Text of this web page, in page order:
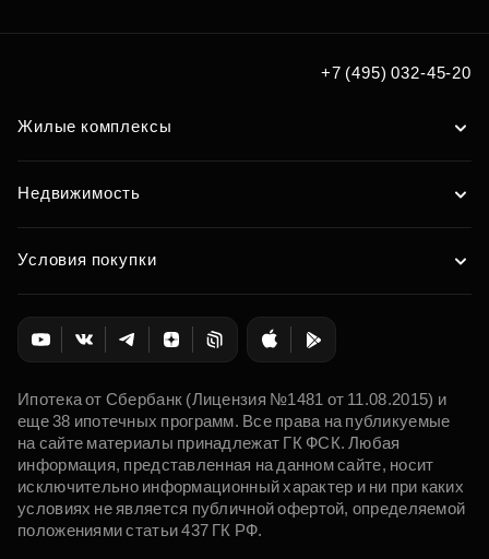
+7 (495) 032-45-20
Жилые комплексы
Недвижимость
Условия покупки
Ипотека от Сбербанк (Лицензия №1481 от 11.08.2015) и
еще 38 ипотечных программ. Все права на публикуемые
на сайте материалы принадлежат ГК ФСК. Любая
информация, представленная на данном сайте, носит
исключительно информационный характер и ни при каких
условиях не является публичной офертой, определяемой
положениями статьи 437 ГК РФ.